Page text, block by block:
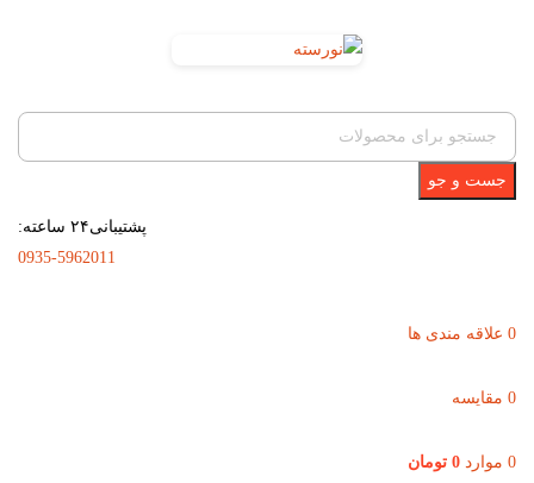
جست و جو
پشتیبانی۲۴ ساعته:
0935-5962011
0 علاقه مندی ها
0 مقایسه
0 موارد 0 تومان